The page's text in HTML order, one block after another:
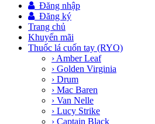
Đăng nhập
Đăng ký
Trang chủ
Khuyến mãi
Thuốc lá cuốn tay (RYO)
› Amber Leaf
› Golden Virginia
› Drum
› Mac Baren
› Van Nelle
› Lucy Strike
› Captain Black